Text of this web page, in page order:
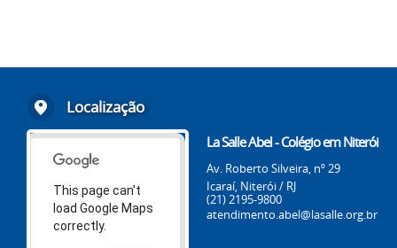
Localização
This page can't
load Google Maps
correctly.
La Salle Abel - Colégio em Niterói
Av. Roberto Silveira, nº 29
Icaraí, Niterói / RJ
(21) 2195-9800
atendimento.abel@lasalle.org.br